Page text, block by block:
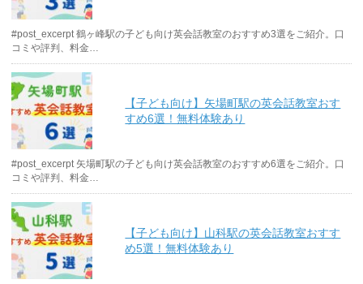
#post_excerpt 鶴ヶ峰駅の子ども向け英会話教室のおすすめ3選をご紹介。口
コミや評判、料金…
【子ども向け】矢場町駅の英会話教室おす
すめ6選！無料体験あり
#post_excerpt 矢場町駅の子ども向け英会話教室のおすすめ6選をご紹介。口
コミや評判、料金…
【子ども向け】山科駅の英会話教室おすす
め5選！無料体験あり